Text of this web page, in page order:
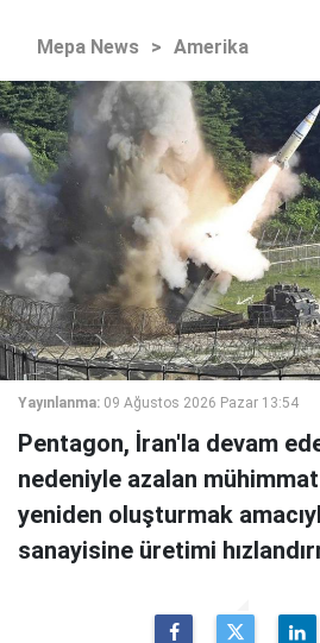
Mepa News > Amerika
Yayınlanma: 09 Ağustos 2026 Pazar 13:54
Pentagon, İran'la devam
nedeniyle azalan mühimmat
yeniden oluşturmak
sanayisine üretimi